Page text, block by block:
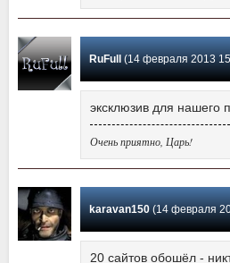
RuFull(14 февраля 2013 15:30)
эксклюзив для нашего
Очень приятно, Царь!
karavan150(14 февраля 2013
20 сайтов обошёл -